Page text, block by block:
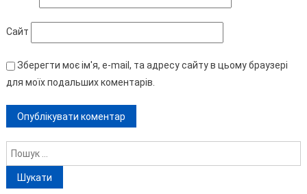
Сайт
Зберегти моє ім'я, e-mail, та адресу сайту в цьому браузері
для моїх подальших коментарів.
Пошук: